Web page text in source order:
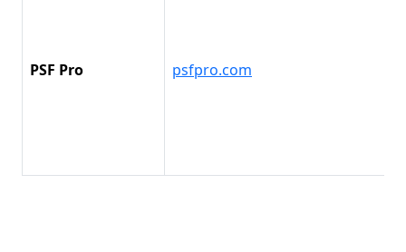
PSF Pro psfpro.com